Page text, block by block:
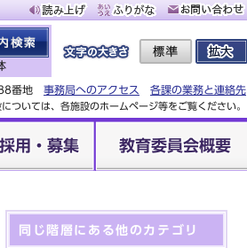
番地 事務局へのアクセス
各課の業務と連絡先
いては、各施設のホームページ等をご覧ください。
用・募集 教育委員会概要
同じ階層にある他のカテゴリ